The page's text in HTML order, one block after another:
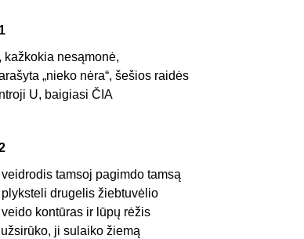
kažkokia nesąmonė,
„nieko nėra“, šešios raidės
U, baigiasi ČIA
veidrodis tamsoj pagimdo tamsą
plyksteli drugelis žiebtuvėlio
veido kontūras ir lūpų rėžis
ji sulaiko žiemą